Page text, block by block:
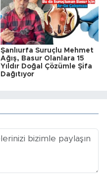
Şanlıurfa Suruçlu Mehmet
Ağış, Basur Olanlara 15
Yıldır Doğal Çözümle Şifa
Dağıtıyor